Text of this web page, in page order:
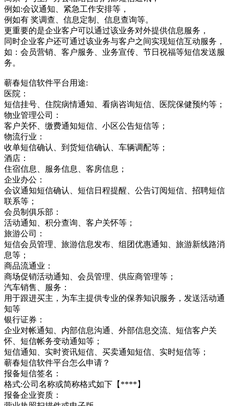
例如:会议通知、紧急工作安排等，
例如有 奖调查、信息定制、信息查询等。
更重要的是企业客户可以通过该业务对外提供信息服务，
同时企业客户还可通过该业务与客户之间实现短信互动服务，
如：会员营销、客户服务、业务宣传、节日祝福等短信发送服
务。
蕲春短信软件平台用途:
医院：
短信挂号、住院病情通知、看病咨询短信、医院保健预约等；
物业管理公司：
客户关怀、缴费通知短信、小区公告短信等；
物流行业：
收单短信确认、到货短信确认、车辆调配等；
酒店：
住宿信息、服务信息、客房信息；
企业办公：
会议通知短信确认、短信日程提醒、公告订阅短信、招聘短信
联系等；
会员制俱乐部：
活动通知、积分查询、客户关怀等；
旅游公司：
短信会员管理、旅游信息发布、组团优惠通知、旅游新线路消
息等；
商品流通业：
商场促销活动通知、会员管理、供应商管理等；
汽车销售、服务：
用于跟进买主，为车主提供专业的保养知识服务，发送活动通
知等
银行证券：
企业对帐通知、内部信息沟通、外部信息交流、短信客户关
怀、短信帐务变动通知等；
短信通知、实时资讯短信、买卖通知短信、实时短信等；
蕲春短信软件平台怎么申请？
报备短信签名：
格式:公司名称或简称格式如下【****】
报备企业资质：